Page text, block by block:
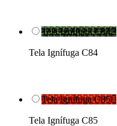
Tela Ignífuga C84
Tela Ignífuga C84
Tela Ignífuga C85
Tela Ignífuga C85